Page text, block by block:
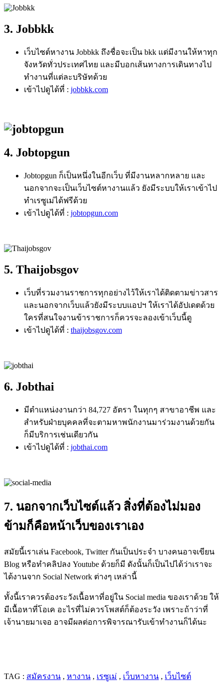
3. Jobbkk
เว็บไซต์หางาน Jobbkk ถึงชื่อจะเป็น bkk แต่มีงานให้หาทุก
จังหวัดทั่วประเทศไทย และมีบอกเส้นทางการเดินทางไป
ทำงานที่แต่ละบริษัทด้วย
เข้าไปดูได้ที่ : jobbkk.com
4. Jobtopgun
Jobtopgun ก็เป็นหนึ่งในอีกเว็บ ที่มีงานหลากหลาย และ
นอกจากจะเป็นเว็บไซต์หางานแล้ว ยังมีระบบให้เราเข้าไป
ทำเรซูเม่ได้ฟรีด้วย
เข้าไปดูได้ที่ : jobtopgun.com
5. Thaijobsgov
เว็บที่รวมงานราชการทุกอย่างไว้ให้เราได้ติดตามข่าวสาร
และนอกจากเว็บแล้วยังมีระบบแอปฯ ให้เราได้อัปเดตด้วย
ใครที่สนใจงานข้าราชการก็ควรจะลองเข้าเว็บนี้ดู
เข้าไปดูได้ที่ : thaijobsgov.com
6. Jobthai
มีตำแหน่งงานกว่า 84,727 อัตรา ในทุกๆ สาขาอาชีพ และ
สำหรับฝ่ายบุคคลที่จะตามหาพนักงานมาร่วมงานด้วยกัน
ก็มีบริการเช่นเดียวกัน
เข้าไปดูได้ที่ : jobthai.com
7. นอกจากเว็บไซต์แล้ว สิ่งที่ต้องไม่มอง
ข้ามก็คือหน้าเว็บของเราเอง
สมัยนี้เราเล่น Facebook, Twitter กันเป็นประจำ บางคนอาจเขียน
Blog หรือทำคลิปลง Youtube ด้วยก็มี ดังนั้นก็เป็นไปได้ว่าเราจะ
ได้งานจาก Social Network ต่างๆ เหล่านี้
ทั้งนี้เราควรต้องระวังเนื้อหาที่อยู่ใน Social media ของเราด้วย ให้
มีเนื้อหาที่โอเค อะไรที่ไม่ควรโพสต์ก็ต้องระวัง เพราะถ้าว่าที่
เจ้านายมาเจอ อาจมีผลต่อการพิจารณารับเข้าทำงานก็ได้นะ
TAG : สมัครงาน , หางาน , เรซูเม่ , เว็บหางาน , เว็บไซต์